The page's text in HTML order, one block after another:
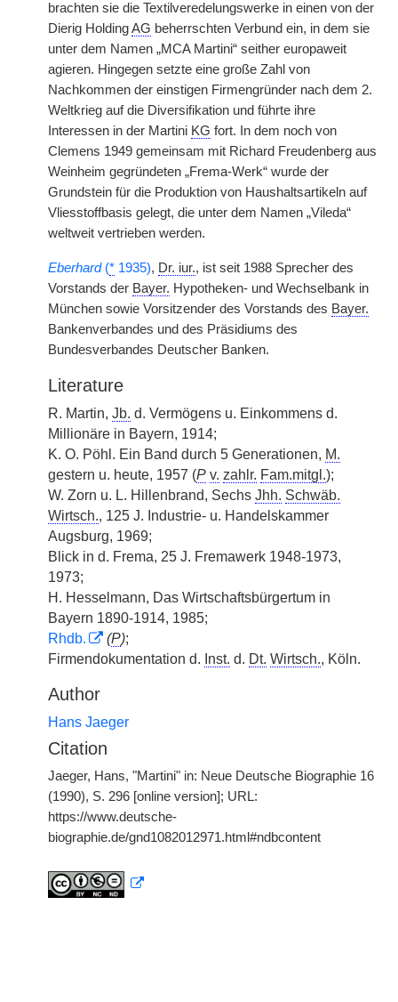
brachten sie die Textilveredelungswerke in einen von der
Dierig HoldingAG beherrschten Verbund ein, in dem sie
unter dem Namen „MCA Martini“ seither europaweit
agieren. Hingegen setzte eine große Zahl von
Nachkommen der einstigen Firmengründer nach dem 2.
Weltkrieg auf die Diversifikation und führte ihre
Interessen in der Martini KG fort. In dem noch von
Clemens 1949 gemeinsam mit Richard Freudenberg aus
Weinheim gegründeten „Frema-Werk“ wurde der
Grundstein für die Produktion von Haushaltsartikeln auf
Vliesstoffbasis gelegt, die unter dem Namen „Vileda“
weltweit vertrieben werden.
Eberhard(* 1935), Dr. iur., ist seit 1988 Sprecher des
Vorstands der Bayer. Hypotheken- und Wechselbank in
München sowie Vorsitzender des Vorstands des Bayer.
Bankenverbandes und des Präsidiums des
Bundesverbandes Deutscher Banken.
Literature
R. Martin, Jb. d. Vermögens u. Einkommens d.
Millionäre in Bayern, 1914;
K. O. Pöhl. Ein Band durch 5 Generationen, M.
gestern u. heute, 1957 (P v. zahlr. Fam.mitgl.);
W. Zorn u. L. Hillenbrand, Sechs Jhh. Schwäb.
Wirtsch., 125 J. Industrie- u. Handelskammer
Augsburg, 1969;
Blick in d. Frema, 25 J. Fremawerk 1948-1973,
1973;
H. Hesselmann, Das Wirtschaftsbürgertum in
Bayern 1890-1914, 1985;
Rhdb.
(P);
Firmendokumentation d. Inst. d. Dt. Wirtsch., Köln.
Author
Hans Jaeger
Citation
Jaeger, Hans, "Martini" in: Neue Deutsche Biographie 16
(1990), S. 296 [online version]; URL:
https://www.deutsche-
biographie.de/gnd1082012971.html#ndbcontent